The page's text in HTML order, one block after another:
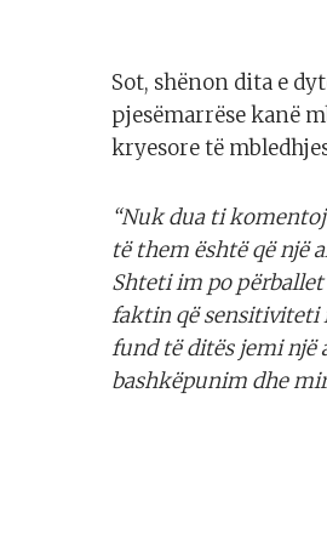
Sot, shënon dita e
pjesëmarrëse kanë
kryesore të
“Nuk dua ti
të them është që një
Shteti im po
faktin që sensitiviteti
fund të ditës jemi një
bashkëpunim dhe